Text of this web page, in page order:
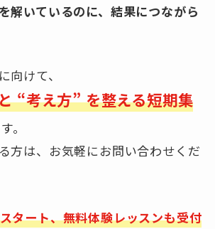
解いているのに、結果につながら
向けて、
“考え方” を整える短期集
。
方は、お気軽にお問い合わせくだ
タート、無料体験レッスンも受付